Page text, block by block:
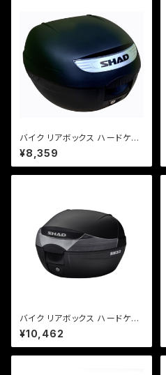
バイク リアボックス ハードケー
ス SHAD SH26 リアボックス
無塗装ブラック
¥8,359
バイク リアボックス ハードケー
ス SHAD SH33 リアボックス
無塗装ブラック
¥10,462